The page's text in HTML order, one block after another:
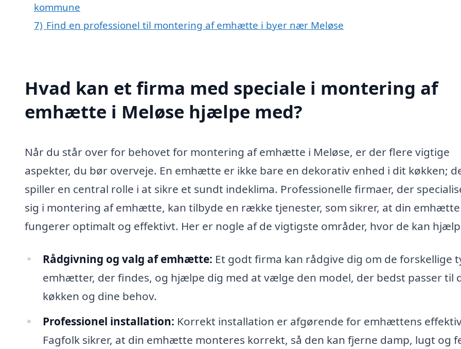
kommune
7) Find en professionel til montering af emhætte i byer nær Meløse
Hvad kan et firma med speciale i montering af
emhætte i Meløse hjælpe med?
Når du står over for behovet for montering af emhætte i Meløse, er der flere vigtige
aspekter, du bør overveje. En emhætte er ikke bare en dekorativ enhed i dit køkken;
spiller en central rolle i at sikre et sundt indeklima. Professionelle firmaer, der
sig i montering af emhætte, kan tilbyde en række tjenester, som sikrer, at din emhætte
fungerer optimalt og effektivt. Her er nogle af de vigtigste områder, hvor de kan
Rådgivning og valg af emhætte: Et godt firma kan rådgive dig om de forskellige
emhætter, der findes, og hjælpe dig med at vælge den model, der bedst passer til
køkken og dine behov.
Professionel installation: Korrekt installation er afgørende for emhættens
Fagfolk sikrer, at din emhætte monteres korrekt, så den kan fjerne damp, lugt og